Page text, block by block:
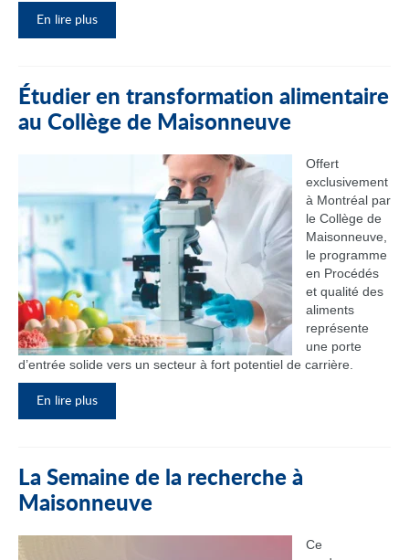
En lire plus
Étudier en transformation alimentaire
au Collège de Maisonneuve
Offert
exclusivement
à Montréal par
le Collège de
Maisonneuve,
le programme
en Procédés
et qualité des
aliments
représente
une porte
d’entrée solide vers un secteur à fort potentiel de carrière.
En lire plus
La Semaine de la recherche à
Maisonneuve
Ce